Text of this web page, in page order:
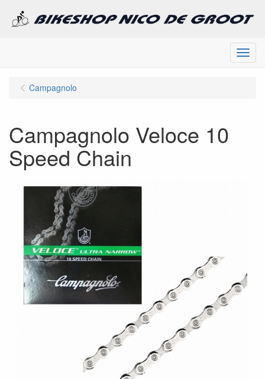
Menu
Campagnolo
Campagnolo Veloce 10
Speed Chain